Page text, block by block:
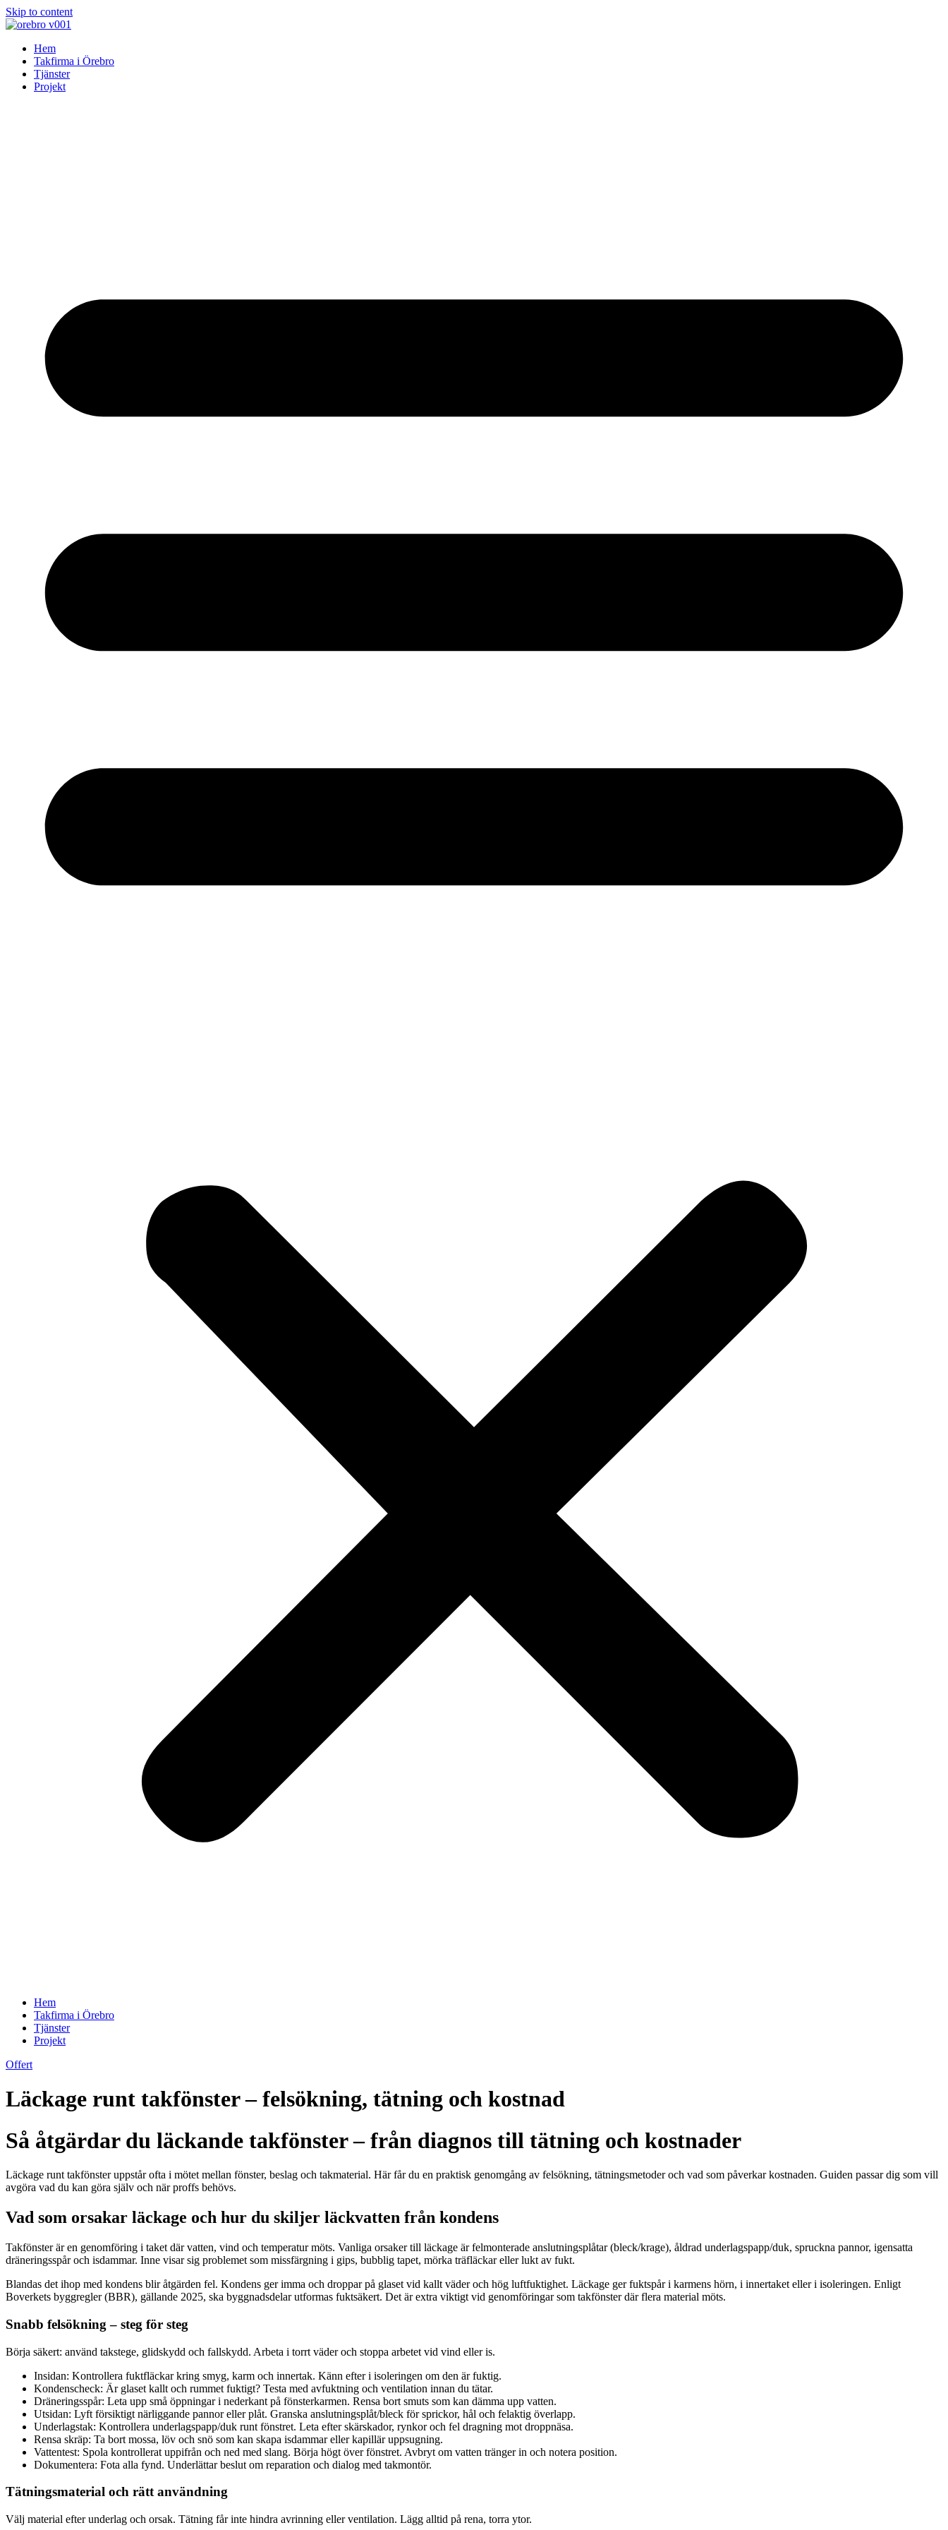
Skip to content
Hem
Takfirma i Örebro
Tjänster
Projekt
Hem
Takfirma i Örebro
Tjänster
Projekt
Offert
Läckage runt takfönster – felsökning, tätning och kostnad
Så åtgärdar du läckande takfönster – från diagnos till tätning och kostnader
Läckage runt takfönster uppstår ofta i mötet mellan fönster, beslag och takmaterial. Här får du en praktisk genomgång av felsökning, tätningsmetoder och vad som påverkar kostnaden. Guiden passar dig som vill
avgöra vad du kan göra själv och när proffs behövs.
Vad som orsakar läckage och hur du skiljer läckvatten från kondens
Takfönster är en genomföring i taket där vatten, vind och temperatur möts. Vanliga orsaker till läckage är felmonterade anslutningsplåtar (bleck/krage), åldrad underlagspapp/duk, spruckna pannor, igensatta
dräneringsspår och isdammar. Inne visar sig problemet som missfärgning i gips, bubblig tapet, mörka träfläckar eller lukt av fukt.
Blandas det ihop med kondens blir åtgärden fel. Kondens ger imma och droppar på glaset vid kallt väder och hög luftfuktighet. Läckage ger fuktspår i karmens hörn, i innertaket eller i isoleringen. Enligt
Boverkets byggregler (BBR), gällande 2025, ska byggnadsdelar utformas fuktsäkert. Det är extra viktigt vid genomföringar som takfönster där flera material möts.
Snabb felsökning – steg för steg
Börja säkert: använd takstege, glidskydd och fallskydd. Arbeta i torrt väder och stoppa arbetet vid vind eller is.
Insidan: Kontrollera fuktfläckar kring smyg, karm och innertak. Känn efter i isoleringen om den är fuktig.
Kondenscheck: Är glaset kallt och rummet fuktigt? Testa med avfuktning och ventilation innan du tätar.
Dräneringsspår: Leta upp små öppningar i nederkant på fönsterkarmen. Rensa bort smuts som kan dämma upp vatten.
Utsidan: Lyft försiktigt närliggande pannor eller plåt. Granska anslutningsplåt/bleck för sprickor, hål och felaktig överlapp.
Underlagstak: Kontrollera underlagspapp/duk runt fönstret. Leta efter skärskador, rynkor och fel dragning mot droppnäsa.
Rensa skräp: Ta bort mossa, löv och snö som kan skapa isdammar eller kapillär uppsugning.
Vattentest: Spola kontrollerat uppifrån och ned med slang. Börja högt över fönstret. Avbryt om vatten tränger in och notera position.
Dokumentera: Fota alla fynd. Underlättar beslut om reparation och dialog med takmontör.
Tätningsmaterial och rätt användning
Välj material efter underlag och orsak. Tätning får inte hindra avrinning eller ventilation. Lägg alltid på rena, torra ytor.